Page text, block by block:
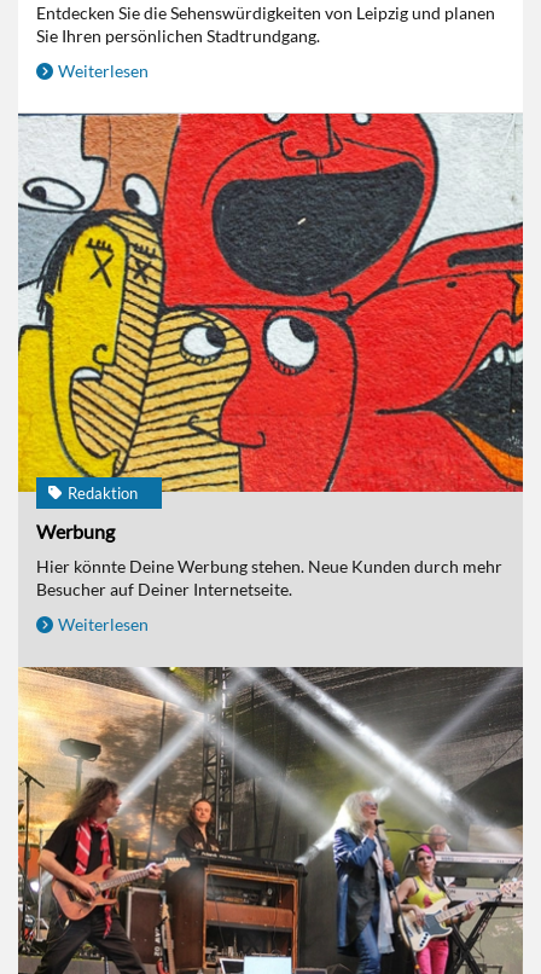
Entdecken Sie die Sehenswürdigkeiten von Leipzig und planen
Sie Ihren persönlichen Stadtrundgang.
Weiterlesen
Redaktion
Werbung
Hier könnte Deine Werbung stehen. Neue Kunden durch mehr
Besucher auf Deiner Internetseite.
Weiterlesen